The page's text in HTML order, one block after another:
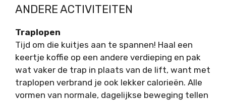
ANDERE ACTIVITEITEN
Traplopen
Tijd om die kuitjes aan te spannen! Haal een
keertje koffie op een andere verdieping en pak
wat vaker de trap in plaats van de lift, want met
traplopen verbrand je ook lekker calorieën. Alle
vormen van normale, dagelijkse beweging tellen